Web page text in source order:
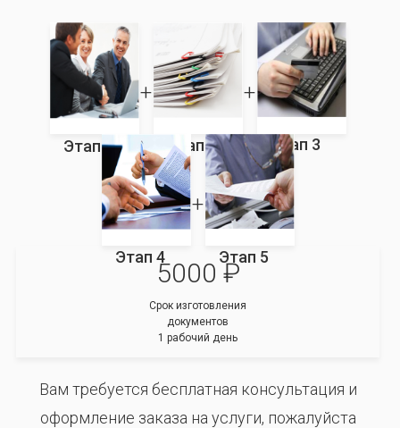
Этап 1 Этап 2 Этап 3
Этап 4 Этап 5
5000 ₽
Срок изготовления
документов
1 рабочий день
Вам требуется бесплатная консультация и
оформление заказа на услуги, пожалуйста